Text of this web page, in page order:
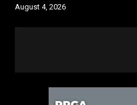
August 4, 2026